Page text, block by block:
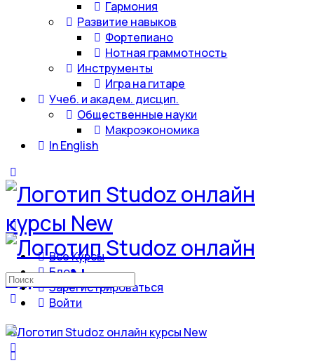
Гармония
Развитие навыков
Фортепиано
Нотная граммотность
Инструменты
Игра на гитаре
Учеб. и академ. дисцип.
Общественные науки
Макроэкономика
In English
Все Курсы
Блог
Зарегистрироваться
Войти
Искать: